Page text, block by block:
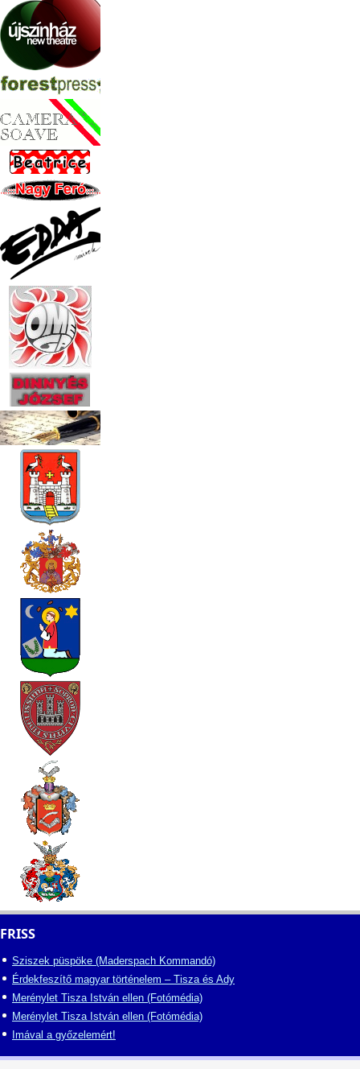
FRISS
Sziszek püspöke (Maderspach Kommandó)
Érdekfeszítő magyar történelem – Tisza és Ady
Merénylet Tisza István ellen (Fotómédia)
Merénylet Tisza István ellen (Fotómédia)
Imával a győzelemért!